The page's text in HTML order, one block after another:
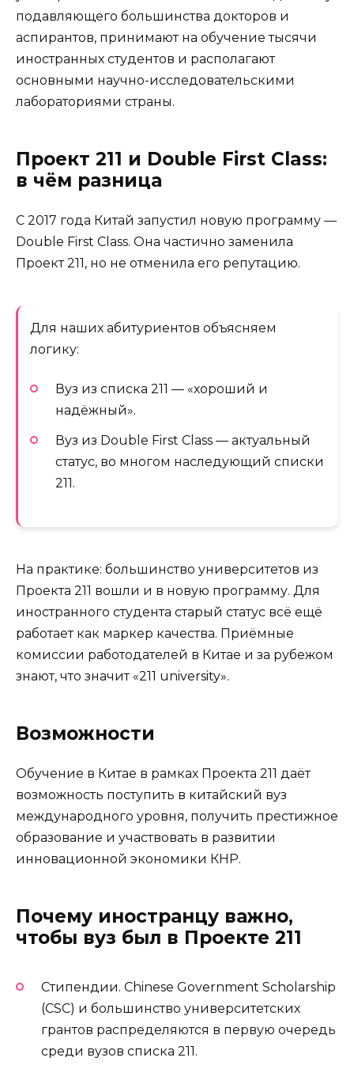
подавляющего большинства докторов и
аспирантов, принимают на обучение тысячи
иностранных студентов и располагают
основными научно-исследовательскими
лабораториями страны.
Проект 211 и Double First Class:
в чём разница
С 2017 года Китай запустил новую программу —
Double First Class. Она частично заменила
Проект 211, но не отменила его репутацию.
Для наших абитуриентов объясняем
логику:
Вуз из списка 211 — «хороший и
надёжный».
Вуз из Double First Class — актуальный
статус, во многом наследующий списки
211.
На практике: большинство университетов из
Проекта 211 вошли и в новую программу. Для
иностранного студента старый статус всё ещё
работает как маркер качества. Приёмные
комиссии работодателей в Китае и за рубежом
знают, что значит «211 university».
Возможности
Обучение в Китае в рамках Проекта 211 даёт
возможность поступить в китайский вуз
международного уровня, получить престижное
образование и участвовать в развитии
инновационной экономики КНР.
Почему иностранцу важно,
чтобы вуз был в Проекте 211
Стипендии. Chinese Government Scholarship
(CSC) и большинство университетских
грантов распределяются в первую очередь
среди вузов списка 211.